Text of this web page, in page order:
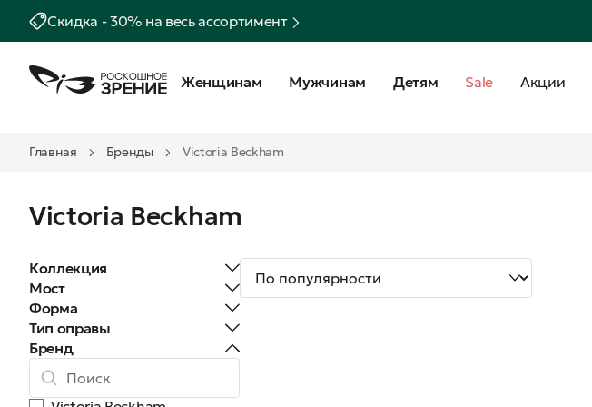
Скидка - 30% на весь ассортимент
Женщинам Мужчинам Детям Sale Акции
Главная Бренды Victoria Beckham
Victoria Beckham
Коллекция
Мост
Форма
Тип оправы
Бренд